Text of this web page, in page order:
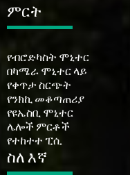
ምርት
የብሮድካስት ሞኒተር
በካሜራ ሞኒተር ላይ
የቀጥታ ስርጭት
የንክኪ መቆጣጠሪያ
የዩኤስቢ ሞኒተር
ሌሎች ምርቶች
የተከተተ ፒሲ
ስለ እኛ